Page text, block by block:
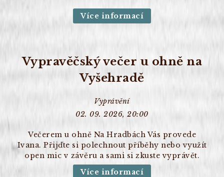
Více informací
Vypravěčský večer u ohně na
Vyšehradě
Vyprávění
02. 09. 2026, 20:00
Večerem u ohně Na Hradbách Vás provede
Ivana. Přijďte si polechnout příběhy nebo využít
open mic v závěru a sami si zkuste vyprávět.
Více informací